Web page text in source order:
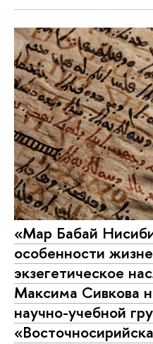
«Мар Бабай
особенности
экзегетическое
Максима Сивкова
научно-учебной